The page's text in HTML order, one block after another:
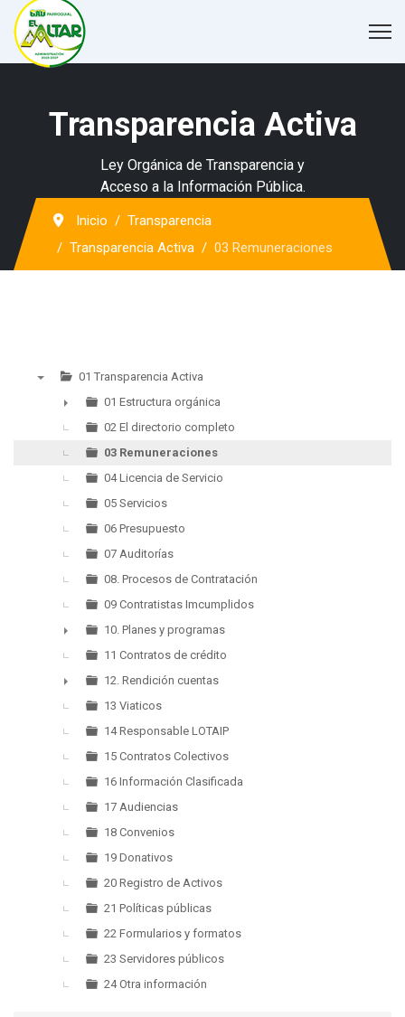
Transparencia Activa
Ley Orgánica de Transparencia y
Acceso a la Información Pública.
Inicio
Transparencia
Transparencia Activa
03 Remuneraciones
01 Transparencia Activa
►
01 Estructura orgánica
02 El directorio completo
03 Remuneraciones
04 Licencia de Servicio
05 Servicios
06 Presupuesto
07 Auditorías
08. Procesos de Contratación
09 Contratistas Imcumplidos
►
10. Planes y programas
11 Contratos de crédito
►
12. Rendición cuentas
13 Viaticos
14 Responsable LOTAIP
15 Contratos Colectivos
16 Información Clasificada
17 Audiencias
18 Convenios
19 Donativos
20 Registro de Activos
21 Políticas públicas
22 Formularios y formatos
23 Servidores públicos
24 Otra información